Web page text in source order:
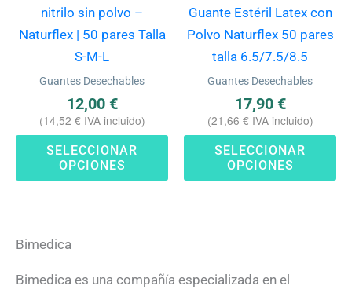
nitrilo sin polvo –
Naturflex | 50 pares Talla
S-M-L
Guantes Desechables
12,00 €
(14,52 € IVA incluido)
SELECCIONAR
OPCIONES
Guante Estéril Latex con
Polvo Naturflex 50 pares
talla 6.5/7.5/8.5
Guantes Desechables
17,90 €
(21,66 € IVA incluido)
SELECCIONAR
OPCIONES
Bimedica
Bimedica es una compañía especializada en el